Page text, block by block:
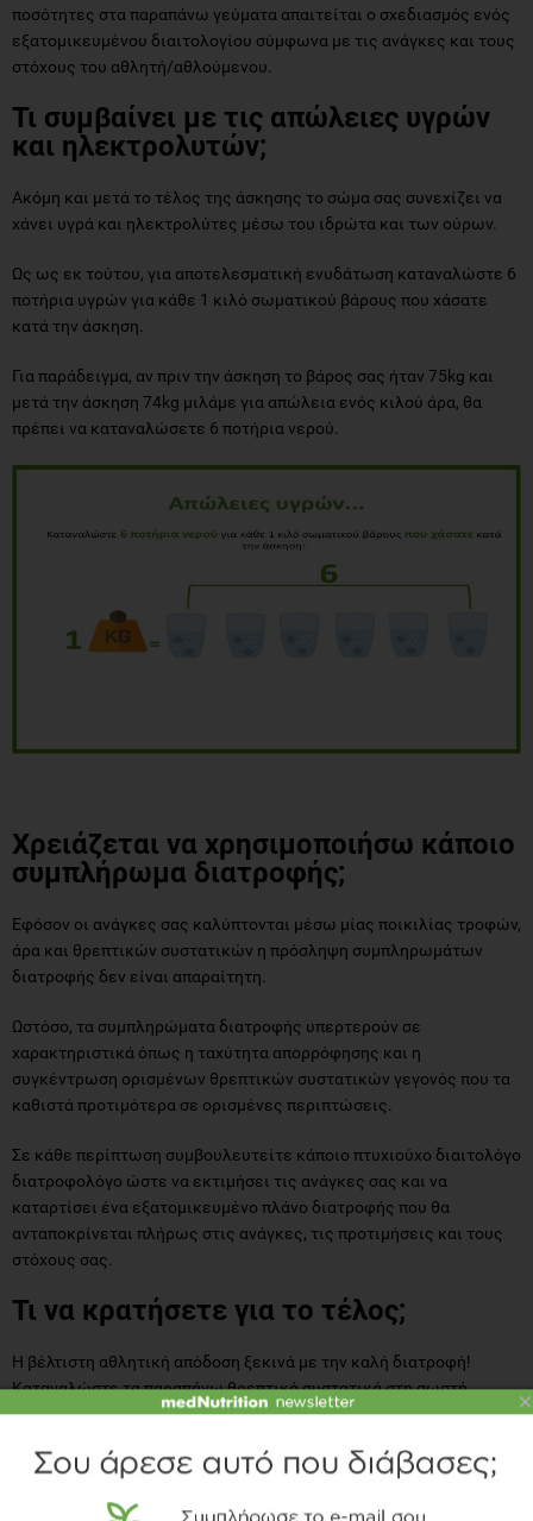
ποσότητες στα παραπάνω γεύματα απαιτείται ο σχεδιασμός ενός
εξατομικευμένου διαιτολογίου σύμφωνα με τις ανάγκες και τους
στόχους του αθλητή/αθλούμενου.
Τι συμβαίνει με τις απώλειες υγρών
και ηλεκτρολυτών;
Ακόμη και μετά το τέλος της άσκησης το σώμα σας συνεχίζει να
χάνει υγρά και ηλεκτρολύτες μέσω του ιδρώτα και των ούρων.
Ως ως εκ τούτου, για αποτελεσματική ενυδάτωση καταναλώστε 6
ποτήρια υγρών για κάθε 1 κιλό σωματικού βάρους που χάσατε
κατά την άσκηση.
Για παράδειγμα, αν πριν την άσκηση το βάρος σας ήταν 75kg και
μετά την άσκηση 74kg μιλάμε για απώλεια ενός κιλού άρα, θα
πρέπει να καταναλώσετε 6 ποτήρια νερού.
Χρειάζεται να χρησιμοποιήσω κάποιο
συμπλήρωμα διατροφής;
Εφόσον οι ανάγκες σας καλύπτονται μέσω μίας ποικιλίας τροφών,
άρα και θρεπτικών συστατικών η πρόσληψη συμπληρωμάτων
διατροφής δεν είναι απαραίτητη.
Ωστόσο, τα συμπληρώματα διατροφής υπερτερούν σε
χαρακτηριστικά όπως η ταχύτητα απορρόφησης και η
συγκέντρωση ορισμένων θρεπτικών συστατικών γεγονός που τα
καθιστά προτιμότερα σε ορισμένες περιπτώσεις.
Σε κάθε περίπτωση συμβουλευτείτε κάποιο πτυχιούχο διαιτολόγο
διατροφολόγο ώστε να εκτιμήσει τις ανάγκες σας και να
καταρτίσει ένα εξατομικευμένο πλάνο διατροφής που θα
ανταποκρίνεται πλήρως στις ανάγκες, τις προτιμήσεις και τους
στόχους σας.
Τι να κρατήσετε για το τέλος;
Η βέλτιστη αθλητική απόδοση ξεκινά με την καλή διατροφή!
Καταναλώστε τα παραπάνω θρεπτικά συστατικά στη σωστή
αναλογία, τροφοδοτήστε το σώμα σας με τα απαραίτητα καύσιμα,
είναι θέμα χρόνου!
×